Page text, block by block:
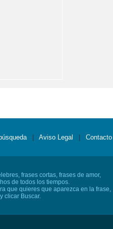
Aviso Legal Contacto
frases cortas, frases de amor,
de todos los tiempos.
que quieres que aparezca en la frase,
clicar Buscar.